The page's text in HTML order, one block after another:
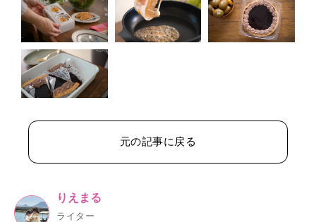
元の記事に戻る
りえまる
ライター